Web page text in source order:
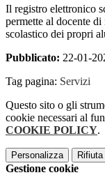
Il registro elettronico
permette al docente
scolastico dei propri
Pubblicato: 22-01-
Tag pagina: Servizi
Questo sito o gli
cookie necessari al
COOKIE POLICY.
Personalizza
Gestione cookie